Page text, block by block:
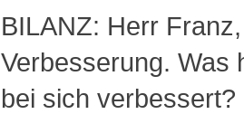
BILANZ: Herr
Verbesserung. Was
bei sich verbessert?